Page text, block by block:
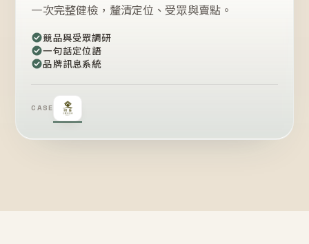
一次完整健檢，釐清定位、受眾與賣點。
競品與受眾調研
一句話定位語
品牌訊息系統
CASE